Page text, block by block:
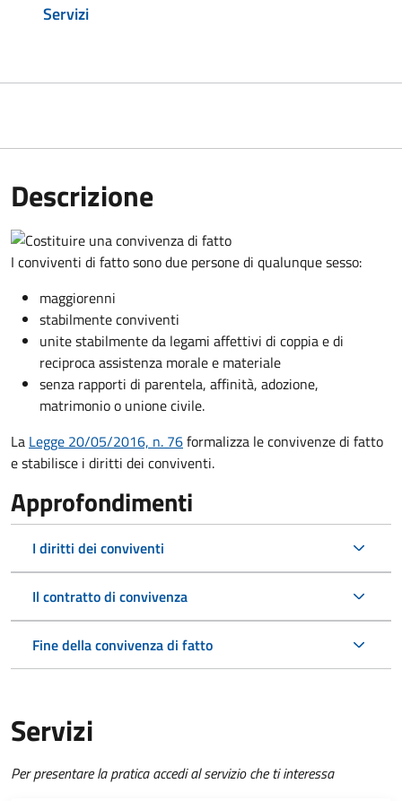
Servizi
Descrizione
I conviventi di fatto sono due persone di qualunque sesso:
maggiorenni
stabilmente conviventi
unite stabilmente da legami affettivi di coppia e di
reciproca assistenza morale e materiale
senza rapporti di parentela, affinità, adozione,
matrimonio o unione civile.
La Legge 20/05/2016, n. 76formalizza le convivenze di fatto
e stabilisce i diritti dei conviventi.
Approfondimenti
I diritti dei conviventi
Il contratto di convivenza
Fine della convivenza di fatto
Servizi
Per presentare la pratica accedi al servizio che ti interessa